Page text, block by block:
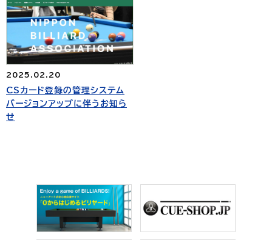
2025.02.20
CSカード登録の管理システム
バージョンアップに伴うお知ら
せ